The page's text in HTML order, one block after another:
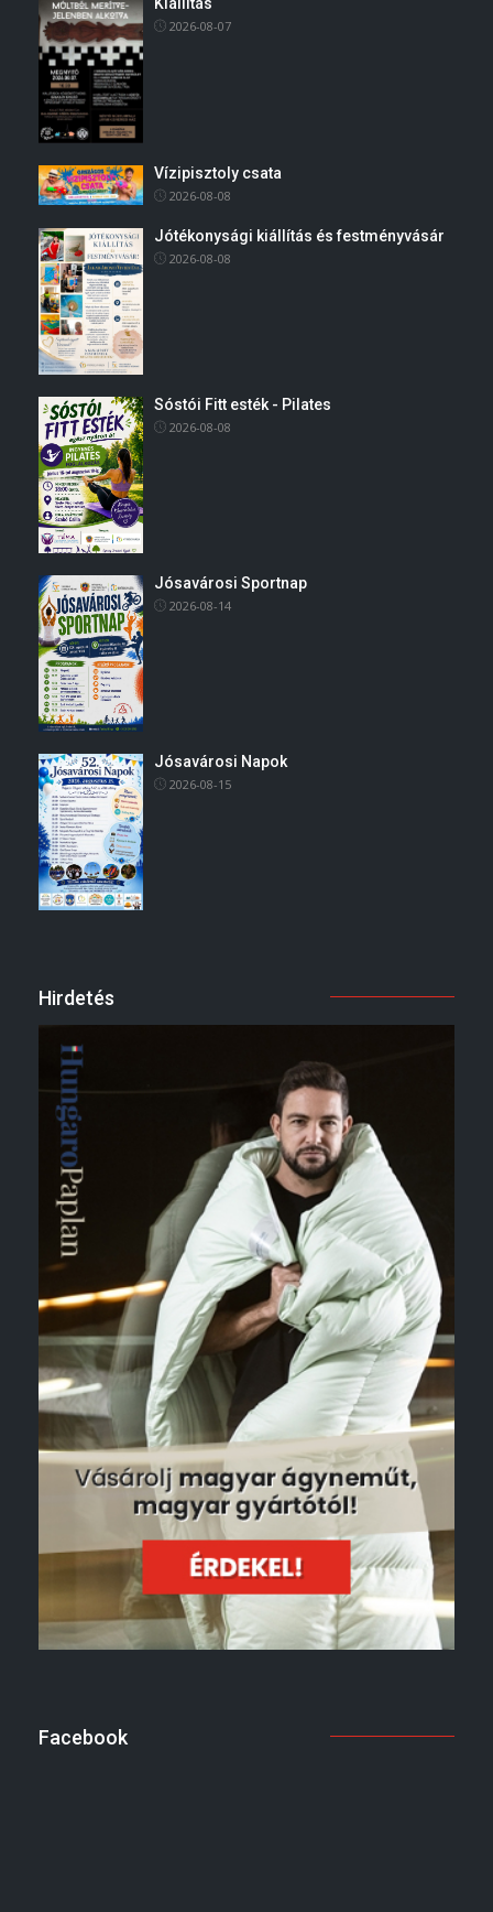
2026-08-07
Vízipisztoly csata
2026-08-08
Jótékonysági kiállítás és festményvásár
2026-08-08
Sóstói Fitt esték - Pilates
2026-08-08
Jósavárosi Sportnap
2026-08-14
Jósavárosi Napok
2026-08-15
Hirdetés
Facebook